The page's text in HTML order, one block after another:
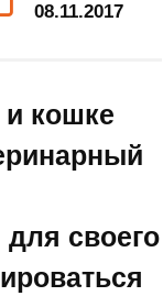
08.11.2017
и кошке
своего